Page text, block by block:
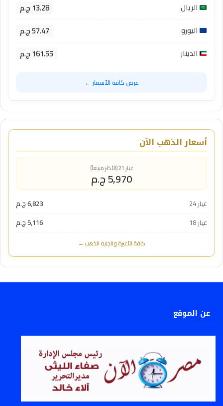
الريال 13.28 ج.م
اليورو 57.47 ج.م
الدينار 161.55 ج.م
عرض كافة الأسعار ←
أسعار الذهب الآن
عيار 21 (الأكثر مبيعاً)
5,970 ج.م
عيار 24
6,823 ج.م
عيار 18
5,116 ج.م
كافة الأعيرة والجنيه الذهب ←
عن الموقع